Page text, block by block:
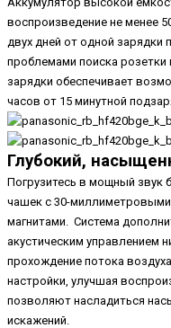
воспроизведение не менее
двух дней от одной
проблемами поиска розетки
зарядки обеспечивает
часов от 15 минутной
Глубокий,
Погрузитесь в мощный звук
чашек с 30-
магнитами. Система
акустическим управлением
прохождение потока
настройки, улучшая
позволяют насладиться
искажений.